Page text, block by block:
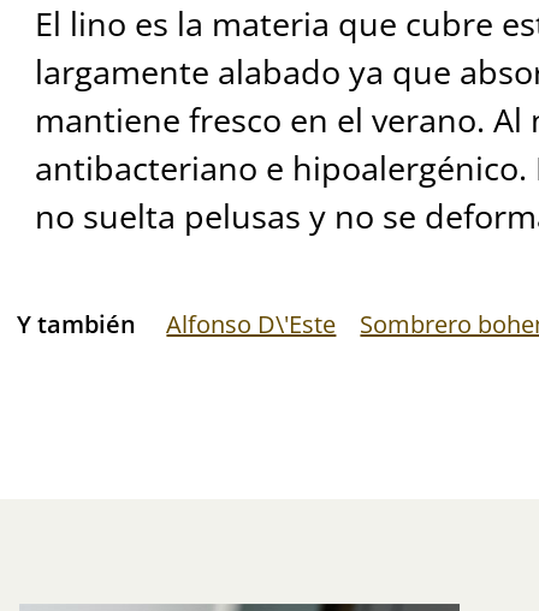
El lino es la materia que cubre
largamente alabado ya que
mantiene fresco en el verano.
antibacteriano e
no suelta pelusas y no se
Y también Alfonso D\'Este Sombrero